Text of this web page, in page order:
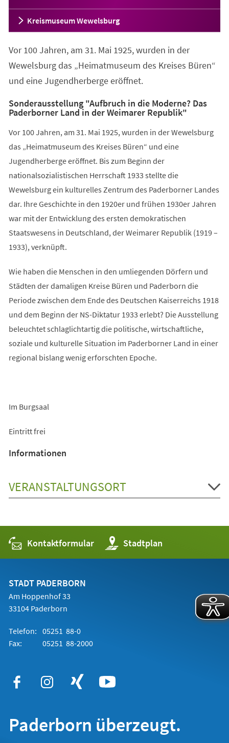
Kreismuseum Wewelsburg
Vor 100 Jahren, am 31. Mai 1925, wurden in der
Wewelsburg das „Heimatmuseum des Kreises Büren“
und eine Jugendherberge eröffnet.
Sonderausstellung "Aufbruch in die Moderne? Das
Paderborner Land in der Weimarer Republik"
Vor 100 Jahren, am 31. Mai 1925, wurden in der Wewelsburg
das „Heimatmuseum des Kreises Büren“ und eine
Jugendherberge eröffnet. Bis zum Beginn der
nationalsozialistischen Herrschaft 1933 stellte die
Wewelsburg ein kulturelles Zentrum des Paderborner Landes
dar. Ihre Geschichte in den 1920er und frühen 1930er Jahren
war mit der Entwicklung des ersten demokratischen
Staatswesens in Deutschland, der Weimarer Republik (1919 –
1933), verknüpft.
Wie haben die Menschen in den umliegenden Dörfern und
Städten der damaligen Kreise Büren und Paderborn die
Periode zwischen dem Ende des Deutschen Kaiserreichs 1918
und dem Beginn der NS-Diktatur 1933 erlebt? Die Ausstellung
beleuchtet schlaglichtartig die politische, wirtschaftliche,
soziale und kulturelle Situation im Paderborner Land in einer
regional bislang wenig erforschten Epoche.
Im Burgsaal
Eintritt frei
Informationen
VERANSTALTUNGSORT
Kontaktformular Stadtplan
(Öffnet
in
einem
STADT PADERBORN
Am Hoppenhof 33
33104 Paderborn
Telefon: 05251 88-0
Fax:
05251 88-2000
Paderborn überzeugt.